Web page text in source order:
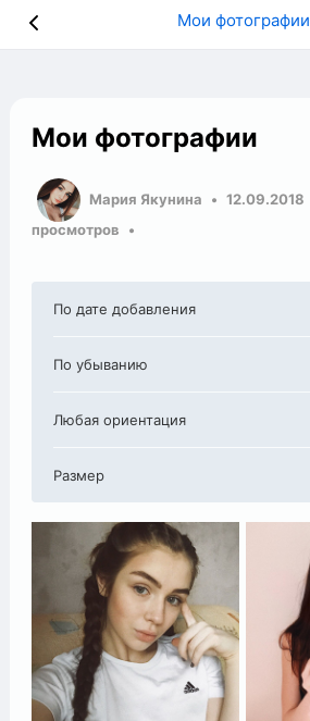
Мои фотографии
Мои фотографии
Мария Якунина 12.09.2018
просмотров
По дате добавления
По убыванию
Любая ориентация
Размер